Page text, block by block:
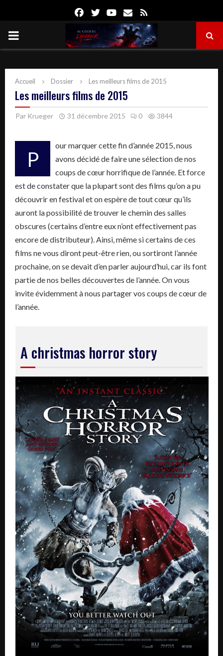
FacebookTwitterYoutube
Email
PRIMARY
Accueil Dossier Les meilleurs films de 2015
Les meilleurs films de 2015
Par Krueger 31 décembre 2015 0 3844
P
our marquer cette fin d’année 2015, nous
avons décidé de faire une sélection de nos
coups de cœur horrifique de l’année. Et force
est de constater que la plupart sont des films qu’on a pu
découvrir en festival et on espère de tout cœur qu’ils
auront la possibilité de trouver le chemin des salles
obscures (certains d’entre eux n’ont effectivement pas
encore de distributeur). Ainsi, même si certains de ces
films ne vous diront peut-être rien, ou sortiront l’année
prochaine, on se devait d’en parler aujourd’hui, car ils font
partie de nos belles découvertes de l’année. On vous
invite évidemment à nous partager vos coups de cœur de
l’année.
A christmas horror story